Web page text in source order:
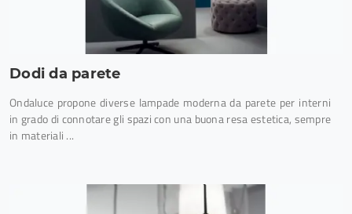
Dodi da parete
Ondaluce propone diverse lampade moderna da parete per interni
in grado di connotare gli spazi con una buona resa estetica, sempre
in materiali ...